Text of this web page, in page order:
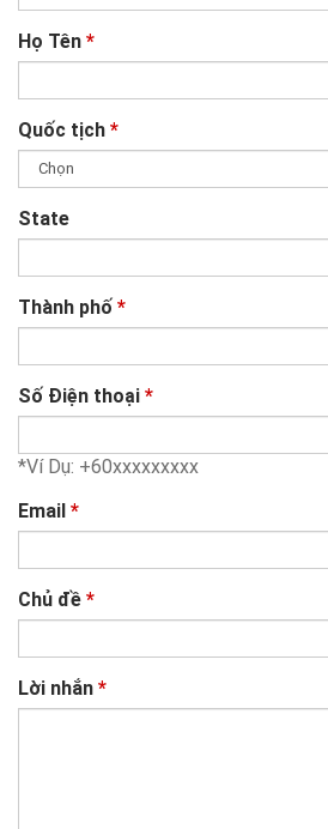
Họ Tên *
Quốc tịch *
State
Thành phố *
Số Điện thoại *
*Ví Dụ: +60xxxxxxxxx
Email *
Chủ đề *
Lời nhắn *